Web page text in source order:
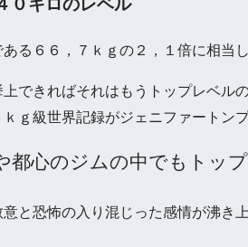
０キロのレベル
る６６，７ｋｇの２，１倍に相当
できればそれはもうトップレベル
ｇ級世界記録がジェニファートン
都心のジムの中でもトッ
意と恐怖の入り混じった感情が沸